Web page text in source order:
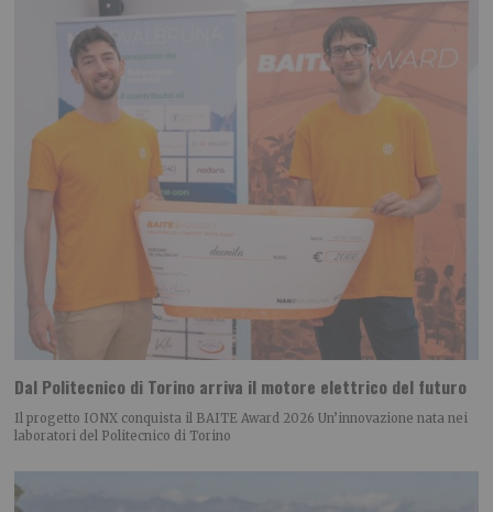
Dal Politecnico di Torino arriva il motore elettrico del futuro
Il progetto IONX conquista il BAITE Award 2026 Un’innovazione nata nei
laboratori del Politecnico di Torino